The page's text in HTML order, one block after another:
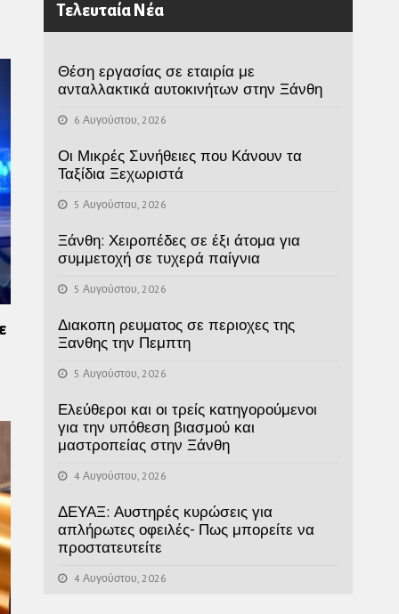
Τελευταία Νέα
Θέση εργασίας σε εταιρία με
ανταλλακτικά αυτοκινήτων στην Ξάνθη
6 Αυγούστου, 2026
Οι Μικρές Συνήθειες που Κάνουν τα
Ταξίδια Ξεχωριστά
5 Αυγούστου, 2026
Ξάνθη: Χειροπέδες σε έξι άτομα για
συμμετοχή σε τυχερά παίγνια
5 Αυγούστου, 2026
Διακοπη ρευματος σε περιοχες της
Ξανθης την Πεμπτη
5 Αυγούστου, 2026
Ελεύθεροι και οι τρείς κατηγορούμενοι
για την υπόθεση βιασμού και
μαστροπείας στην Ξάνθη
4 Αυγούστου, 2026
ΔΕΥΑΞ: Αυστηρές κυρώσεις για
απλήρωτες οφειλές- Πως μπορείτε να
προστατευτείτε
4 Αυγούστου, 2026